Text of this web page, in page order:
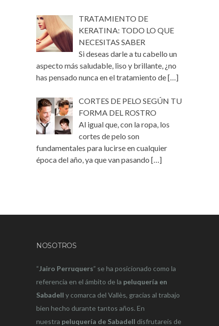
TRATAMIENTO DE
KERATINA: TODO LO QUE
NECESITAS SABER
Si deseas darle a tu cabello un
aspecto más saludable, liso y brillante, ¿no
has pensado nunca en el tratamiento de[…]
CORTES DE PELO SEGÚN TU
FORMA DEL ROSTRO
Al igual que, con la ropa, los
cortes de pelo son
fundamentales para lucirse en cualquier
época del año, ya que van pasando […]
NOSOTROS
“Jairo Perruquers” se ha posicionado como la
referencia en el ámbito de la peluquería en
Sabadell y comarca del Vallès, gracias al trabajo
bien hecho durante tantos años. En
nuestra peluquería de Sabadell disfrutareis de